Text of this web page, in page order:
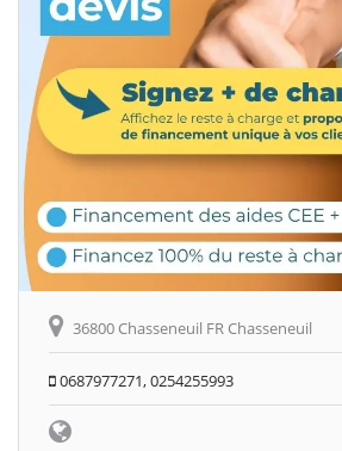
36800 Chasseneuil FR Chasseneuil
0687977271, 0254255993